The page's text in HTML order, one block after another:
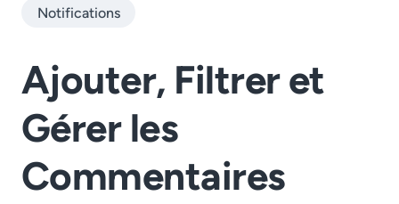
Notifications
Ajouter, Filtrer et
Gérer les
Commentaires